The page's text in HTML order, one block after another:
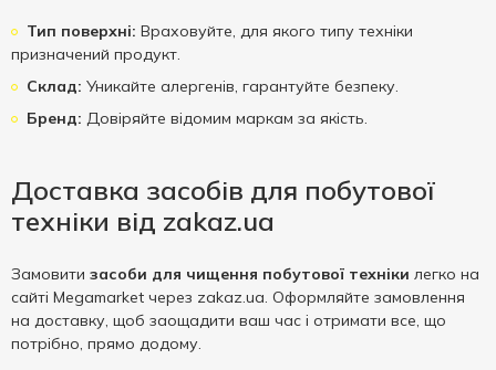
Тип поверхні: Враховуйте, для якого типу техніки
призначений продукт.
Склад: Уникайте алергенів, гарантуйте безпеку.
Бренд: Довіряйте відомим маркам за якість.
Доставка засобів для побутової
техніки від zakaz.ua
Замовити засоби для чищення побутової техніки легко на
сайті Megamarket через zakaz.ua. Оформляйте замовлення
на доставку, щоб заощадити ваш час і отримати все, що
потрібно, прямо додому.